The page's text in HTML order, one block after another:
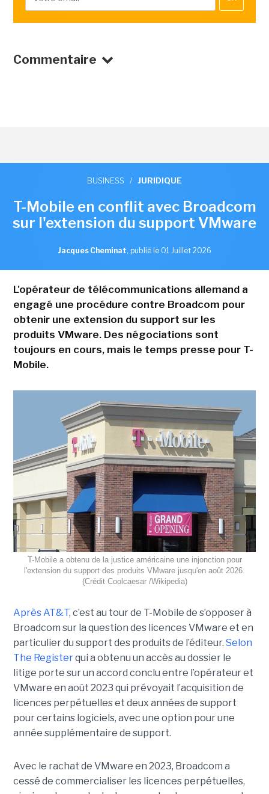
Commentaire
BUSINESS / JURIDIQUE
T-Mobile en conflit avec Broadcom
sur l'extension du support VMware
Jacques Cheminat, publié le 01 Juillet 2026
L'opérateur de télécommunications allemand a
engagé une procédure contre Broadcom pour
obtenir une extension du support sur les
produits VMware. Des négociations sont
toujours en cours, mais le temps presse pour T-
Mobile.
T-Mobile a obtenu de la justice américaine une injonction pour
l'extension du support des produits VMware jusqu'en août 2026.
(Crédit Coolcaesar /Wikipedia)
Après AT&T, c’est au tour de T-Mobile de s’opposer à
Broadcom sur la question des licences VMware et en
particulier du support des produits de l’éditeur. Selon
The Registerqui a obtenu un accès au dossier le
litige porte sur un accord conclu entre l’opérateur et
VMware en août 2023 qui prévoyait l’acquisition de
licences perpétuelles et deux années de support
pour certains logiciels, avec une option pour une
année supplémentaire de support.
Avec le rachat de VMware en 2023, Broadcom a
cessé de commercialiser les licences perpétuelles,